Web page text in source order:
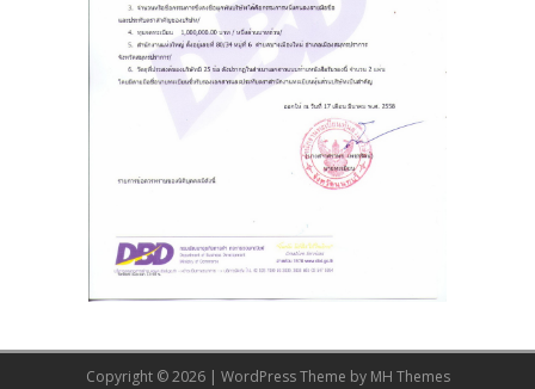
Copyright © 2026 | WordPress Theme by MH Themes